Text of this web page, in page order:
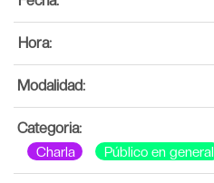
Hora:
Modalidad:
Categoria:
Charla Público en general